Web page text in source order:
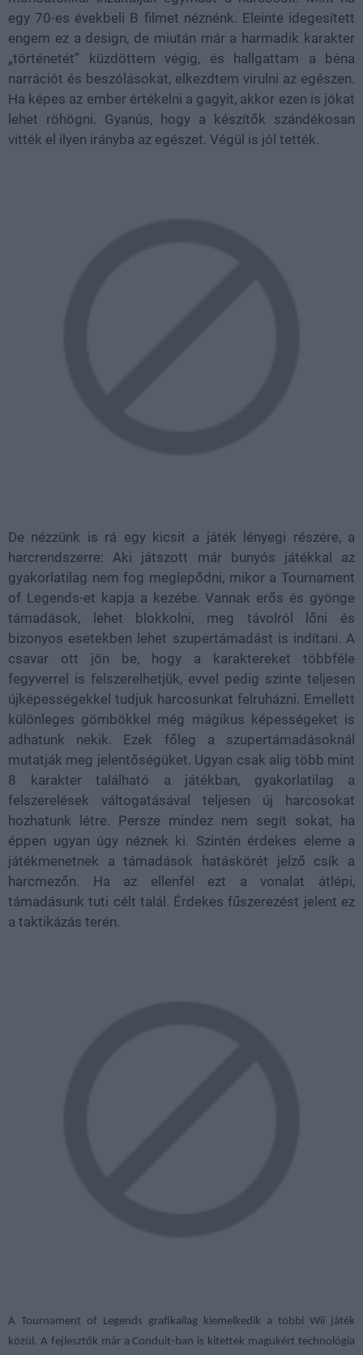
egy 70-es évekbeli B filmet néznénk. Eleinte idegesített
engem ez a design, de miután már a harmadik karakter
„történetét” küzdöttem végig, és hallgattam a béna
narrációt és beszólásokat, elkezdtem virulni az egészen.
Ha képes az ember értékelni a gagyit, akkor ezen is jókat
lehet röhögni. Gyanús, hogy a készítők szándékosan
vitték el ilyen irányba az egészet. Végül is jól tették.
De nézzünk is rá egy kicsit a játék lényegi részére, a
harcrendszerre: Aki játszott már bunyós játékkal az
gyakorlatilag nem fog meglepődni, mikor a Tournament
of Legends-et kapja a kezébe. Vannak erős és gyönge
támadások, lehet blokkolni, meg távolról lőni és
bizonyos esetekben lehet szupertámadást is indítani. A
csavar ott jön be, hogy a karaktereket többféle
fegyverrel is felszerelhetjük, evvel pedig szinte teljesen
újképességekkel tudjuk harcosunkat felruházni. Emellett
különleges gömbökkel még mágikus képességeket is
adhatunk nekik. Ezek főleg a szupertámadásoknál
mutatják meg jelentőségüket. Ugyan csak alig több mint
8 karakter található a játékban, gyakorlatilag a
felszerelések váltogatásával teljesen új harcosokat
hozhatunk létre. Persze mindez nem segít sokat, ha
éppen ugyan úgy néznek ki. Szintén érdekes eleme a
játékmenetnek a támadások hatáskörét jelző csík a
harcmezőn. Ha az ellenfél ezt a vonalat átlépi,
támadásunk tuti célt talál. Érdekes fűszerezést jelent ez
a taktikázás terén.
A Tournament of Legends grafikailag kiemelkedik a többi Wii játék
közül. A fejlesztők már a Conduit-ban is kitettek magukért technológia